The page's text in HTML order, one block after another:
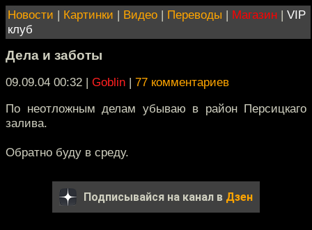
Новости | Картинки | Видео | Переводы | Магазин | VIP
клуб
Дела и заботы
09.09.04 00:32 | Goblin | 77 комментариев
По неотложным делам убываю в район Персицкаго
залива.
Обратно буду в среду.
Подписывайся на канал в Дзен